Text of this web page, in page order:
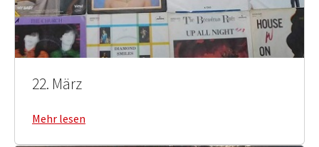
22. März
Mehr lesen